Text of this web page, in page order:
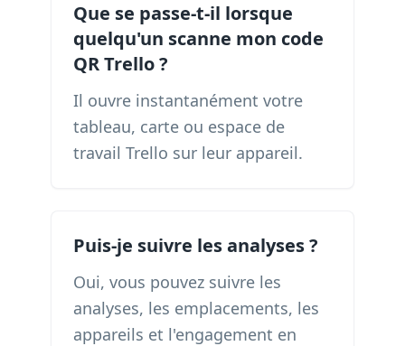
Que se passe-t-il lorsque
quelqu'un scanne mon code
QR Trello ?
Il ouvre instantanément votre
tableau, carte ou espace de
travail Trello sur leur appareil.
Puis-je suivre les analyses ?
Oui, vous pouvez suivre les
analyses, les emplacements, les
appareils et l'engagement en